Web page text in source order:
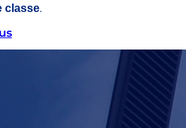
classe.
pays